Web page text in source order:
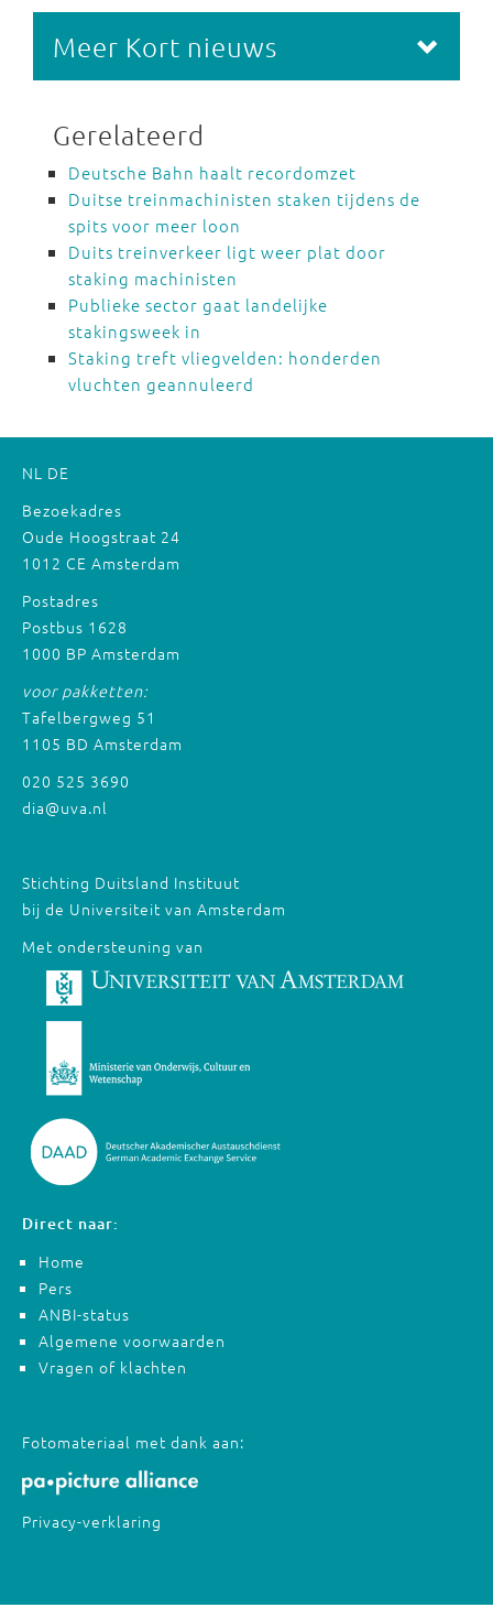
Meer Kort nieuws
Gerelateerd
Deutsche Bahn haalt recordomzet
Duitse treinmachinisten staken tijdens de
spits voor meer loon
Duits treinverkeer ligt weer plat door
staking machinisten
Publieke sector gaat landelijke
stakingsweek in
Staking treft vliegvelden: honderden
vluchten geannuleerd
NL DE
Bezoekadres
Oude Hoogstraat 24
1012 CE Amsterdam
Postadres
Postbus 1628
1000 BP Amsterdam
voor pakketten:
Tafelbergweg 51
1105 BD Amsterdam
020 525 3690
dia@uva.nl
Stichting Duitsland Instituut
bij de Universiteit van Amsterdam
Met ondersteuning van
Direct naar:
Home
Pers
ANBI-status
Algemene voorwaarden
Vragen of klachten
Fotomateriaal met dank aan:
Privacy-verklaring